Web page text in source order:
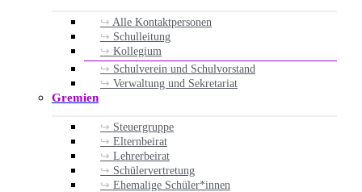
Alle Kontaktpersonen
Schulleitung
Kollegium
Schulverein und Schulvorstand
Verwaltung und Sekretariat
Gremien
Steuergruppe
Elternbeirat
Lehrerbeirat
Schülervertretung
Ehemalige Schüler*innen